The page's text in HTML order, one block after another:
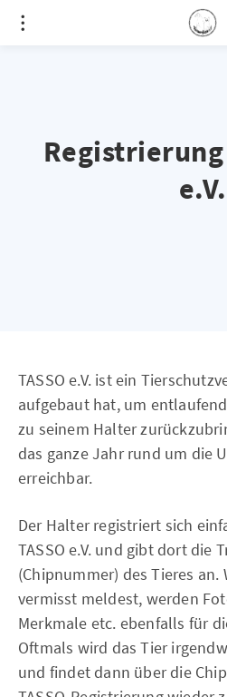
Registrierung
e.V.
TASSO e.V. ist ein
aufgebaut hat, um
zu seinem Halter
das ganze Jahr rund um die
erreichbar.
Der Halter registriert sich
TASSO e.V. und gibt dort die
(Chipnummer) des Tieres an.
vermisst meldest, werden
Merkmale etc. ebenfalls für
Oftmals wird das Tier
und findet dann über die